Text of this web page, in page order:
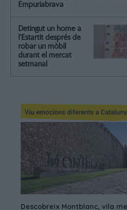
Empuriabrava
Detingut un home a
l’Estartit després de
robar un mòbil
durant el mercat
setmanal